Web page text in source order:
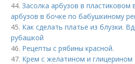
44.Засолка арбузов в пластиковом
арбузов в бочке по бабушкиному
45. Как сделать платье из блузки.
рубашкой
46. Рецепты с рябины красной.
47. Крем с желатином и